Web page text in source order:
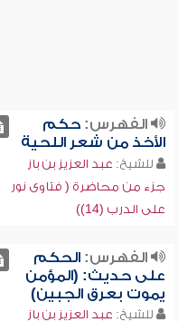
الفهرس:حكم
الأخذ من شعر اللحية
للشيخ: عبد العزيز بن باز
جزء من محاضرة ( فتاوى نور
على الدرب (14))
الفهرس:الحكم
على حديث: (المؤمن
يموت بعرق الجبين)
للشيخ: عبد العزيز بن باز